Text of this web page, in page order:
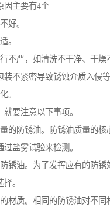
因主要有4个
好。
。
不严，如清洗不干净、干燥
不紧密导致锈蚀介质入侵等
。
要注意以下事项。
的防锈油。防锈油质量的核
盐雾试验来检测。
锈油。为了发挥应有的防锈
。
的材质。相同的防锈油对不同